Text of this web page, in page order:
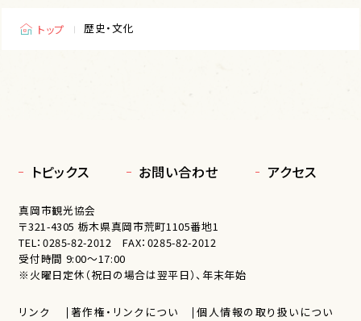
トピックス お問い合わせ アクセス
お問い合わせ
トップ 歴史・文化
トピックス お問い合わせ アクセス
真岡市観光協会
〒321-4305 栃木県真岡市荒町1105番地1
TEL： 0285-82-2012 FAX：0285-82-2012
受付時間 9:00〜17:00
※火曜日定休（祝日の場合は翌平日）、年末年始
リンク
著作権・リンクについ
個人情報の取り扱いについ